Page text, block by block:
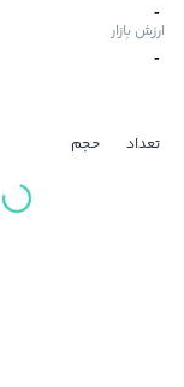
-
ارزش بازار
-
تعداد حجم